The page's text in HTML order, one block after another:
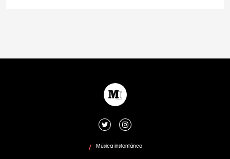
/ Música instantânea